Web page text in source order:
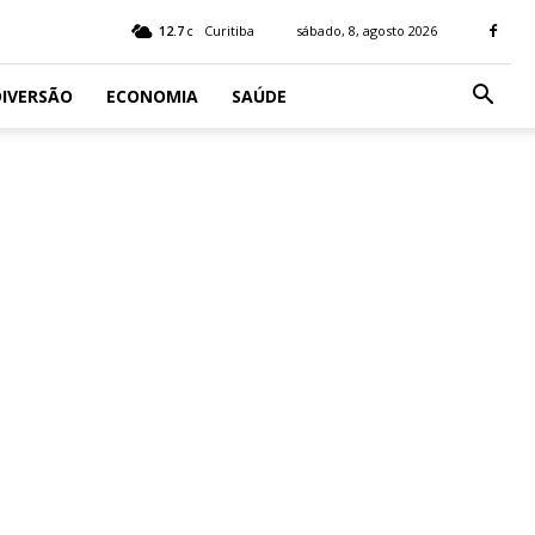
12.7 C Curitiba sábado, 8, agosto 2026
ECONOMIA SAÚDE